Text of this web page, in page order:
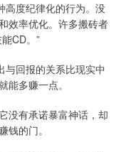
高度纪律化的行为。没
效率优化。许多搬砖者
CD。”
与回报的关系比现实中
能多赚一点。
没有承诺暴富神话，却
钱的门。